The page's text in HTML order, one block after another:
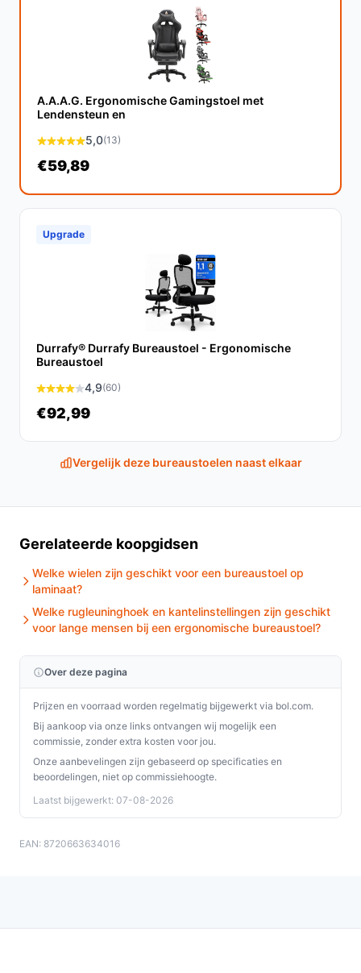
Veelgestelde vragen
Hoe lang gaat dit product mee?
De Dunimed Tabouret is ontworpen voor intensief
gebruik en kan bij goed onderhoud meerdere jaren
meegaan, afhankelijk van de frequentie van gebruik.
Zeker! De Tabouret is perfect voor een thuiskantoor,
vooral voor mensen die afwisselend willen zitten en
Wat zijn de belangrijkste verschillen met andere
In tegenstelling tot traditionele bureaustoelen is de
Tabouret ontworpen voor flexibiliteit en mobiliteit, wat
werkplekken.
Conclusie
De Dunimed Tabouret is een praktische en
ergonomische werkkruk die een uitstekende
ondersteuning biedt voor langdurig gebruik. Of je nu
helpt je een comfortabele en gezonde werkhouding aan
Ontdek alle specificaties en vergelijk prijzen op
debestebureaustoel.nl. Kies bewust wat perfect past
bij jouw behoeften!
A.A.A.G. Ergonomische Gamingstoel met
Lendensteun en
5,0(13)
€59,89
Upgrade
Durrafy® Durrafy Bureaustoel - Ergonomische
Bureaustoel
4,9(60)
€92,99
Vergelijk deze bureaustoelen naast elkaar
Gerelateerde koopgidsen
Welke wielen zijn geschikt voor een bureaustoel op
laminaat?
Welke rugleuninghoek en kantelinstellingen zijn geschikt
voor lange mensen bij een ergonomische bureaustoel?
Over deze pagina
Prijzen en voorraad worden regelmatig bijgewerkt via bol.com.
Bij aankoop via onze links ontvangen wij mogelijk een
commissie, zonder extra kosten voor jou.
Onze aanbevelingen zijn gebaseerd op specificaties en
beoordelingen, niet op commissiehoogte.
Laatst bijgewerkt: 07-08-2026
EAN: 8720663634016